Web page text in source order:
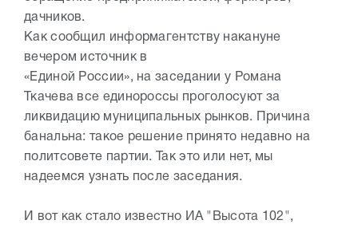
дачников.
Как сообщил информагентству накануне
вечером источник в
«Единой России», на заседании у Романа
Ткачева все единороссы проголосуют за
ликвидацию муниципальных рынков. Причина
банальна: такое решение принято недавно на
политсовете партии. Так это или нет, мы
надеемся узнать после заседания.
И вот как стало известно ИА "Высота 102",